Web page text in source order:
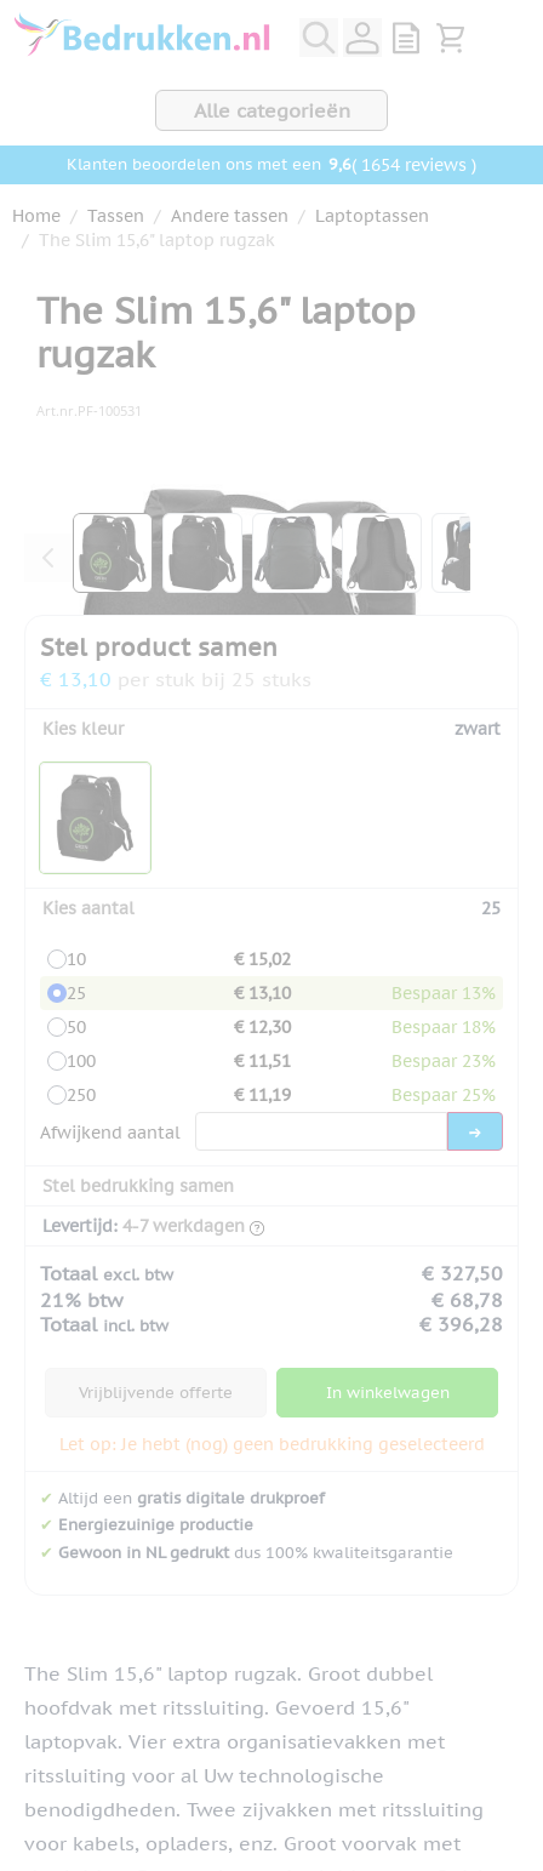
Ga naar de inhoud
View quote,
Bekijk
Alle categorieën
Klanten beoordelen ons met een 9,6( 1654 reviews )
Home / Tassen / Andere tassen / Laptoptassen
/ The Slim 15,6" laptop rugzak
The Slim 15,6" laptop
rugzak
Art.nr. PF-100531
Hoofdafbeelding
Klik om afbeelding op volledig scherm te bekijken
View larger image
View larger imageView larger image
View larger
Stel product samen
€ 13,10 per stuk bij 25 stuks
Kies kleur zwart
Kies aantal 25
10
€ 15,02
25
€ 13,10
Bespaar 13%
50
€ 12,30
Bespaar 18%
100
€ 11,51
Bespaar 23%
250
€ 11,19
Bespaar 25%
Afwijkend aantal
Stel bedrukking samen
Levertijd: 4-7 werkdagen
Totaal excl. btw
€ 327,50
21% btw
€ 68,78
Totaal incl. btw € 396,28
Vrijblijvende offerte In winkelwagen
Let op: Je hebt (nog) geen bedrukking geselecteerd
✔ Altijd een gratis digitale drukproef
✔ Energiezuinige productie
✔ Gewoon in NL gedruktdus 100% kwaliteitsgarantie
The Slim 15,6" laptop rugzak. Groot dubbel
hoofdvak met ritssluiting. Gevoerd 15,6"
laptopvak. Vier extra organisatievakken met
ritssluiting voor al Uw technologische
benodigdheden. Twee zijvakken met ritssluiting
voor kabels, opladers, enz. Groot voorvak met